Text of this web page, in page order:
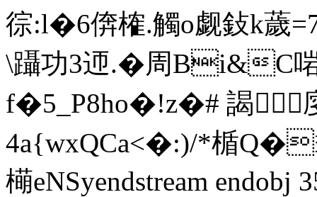
徖:l�6倴榷.觸o觑鈙k
\躡功3迊.�周Bi&
f�5_P8ho�!z�# 謁廀"
4a{wxQCa<�:)/*楯
橗eNSyendstream